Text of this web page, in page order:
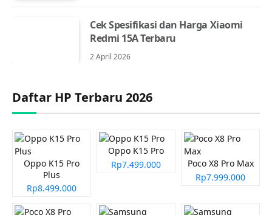
Cek Spesifikasi dan Harga Xiaomi
Redmi 15A Terbaru
2 April 2026
Daftar HP Terbaru 2026
Oppo K15 Pro
Plus
Rp8.499.000
Oppo K15 Pro
Rp7.499.000
Poco X8 Pro Max
Rp7.999.000